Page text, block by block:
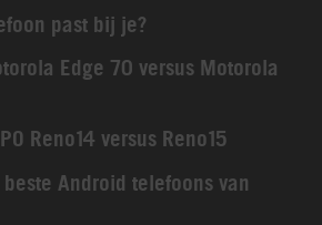
past bij je?
Edge 70 versus Motorola
Reno14 versus Reno15
Android telefoons van